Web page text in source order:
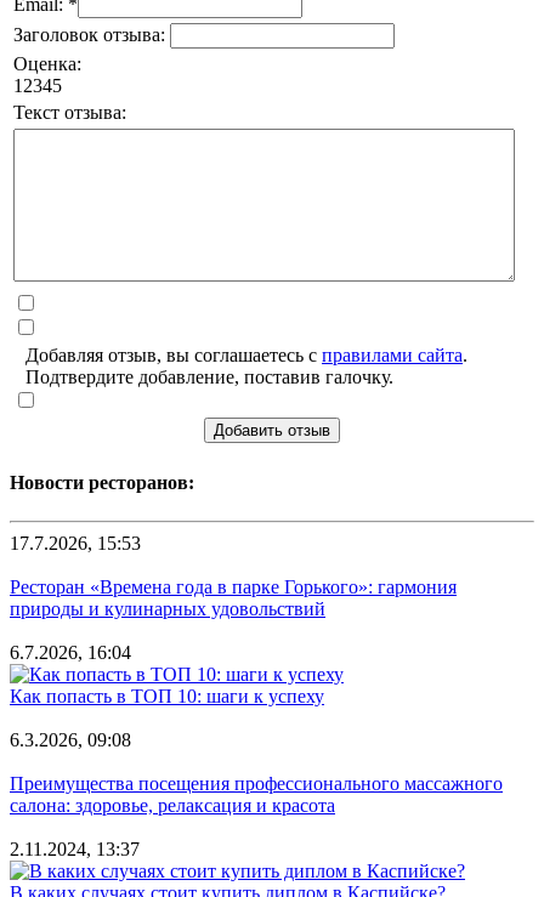
Email: *
Заголовок отзыва:
Оценка:
1 2345
Текст отзыва:
Добавляя отзыв, вы соглашаетесь с правилами сайта.
Подтвердите добавление, поставив галочку.
Добавить отзыв
Новости ресторанов:
17.7.2026, 15:53
Ресторан «Времена года в парке Горького»: гармония
природы и кулинарных удовольствий
6.7.2026, 16:04
Как попасть в ТОП 10: шаги к успеху
6.3.2026, 09:08
Преимущества посещения профессионального массажного
салона: здоровье, релаксация и красота
2.11.2024, 13:37
В каких случаях стоит купить диплом в Каспийске?